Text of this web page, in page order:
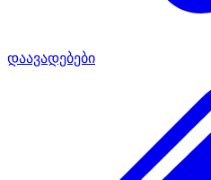
დაავადებები